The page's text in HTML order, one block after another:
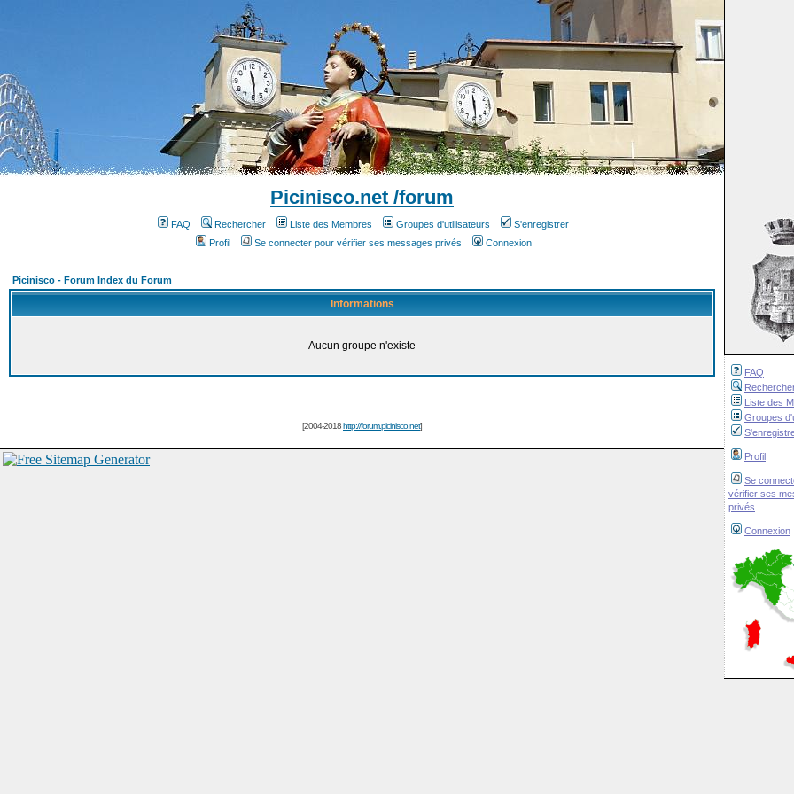
FAQ
Liste des
Groupes
Profil
Se
vérifier ses
privés
Connexion
Picinisco.net /forum
FAQ Rechercher Liste des Membres Groupes d'utilisateurs
S'enregistrer
Profil
Se connecter pour vérifier ses messages privés Connexion
Picinisco - Forum Index du Forum
Informations
Aucun groupe n'existe
[2004-2018http://forum.picinisco.net]